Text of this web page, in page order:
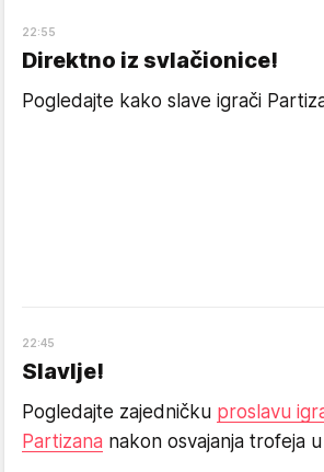
22:55
Direktno iz svlačionice!
Pogledajte kako slave igrači
22:45
Slavlje!
Pogledajte zajedničku proslavu
Partizana nakon osvajanja trofeja